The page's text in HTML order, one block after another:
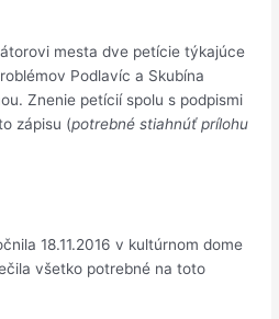
mesta dve petície týkajúce
Podlavíc a Skubína
Znenie petícií spolu s podpismi
zápisu (potrebné stiahnúť prílohu
18.11.2016 v kultúrnom dome
všetko potrebné na toto